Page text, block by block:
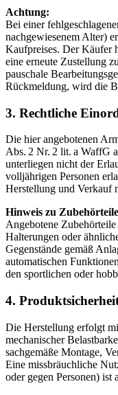
Achtung:
Bei einer
nachgewiesenem Alter)
Kaufpreises. Der Käufer
eine erneute Zustellung
pauschale
Rückmeldung, wird die
3. Rechtliche
Die hier angebotenen
Abs. 2 Nr. 2 lit. a WaffG
unterliegen nicht der
volljährigen Personen
Herstellung und Verkauf
Hinweis zu
Angebotene
Halterungen oder
Gegenstände gemäß
automatischen
den sportlichen oder
4.
Die Herstellung erfolgt
mechanischer
sachgemäße Montage,
Eine missbräuchliche
oder gegen Personen) ist